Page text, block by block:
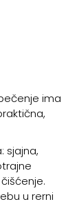
ima
sjajna,
u rerni